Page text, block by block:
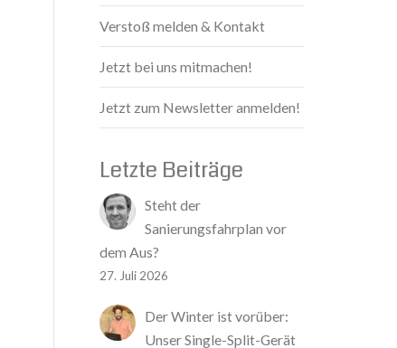
Verstoß melden & Kontakt
Jetzt bei uns mitmachen!
Jetzt zum Newsletter anmelden!
Letzte Beiträge
Steht der
Sanierungsfahrplan vor
dem Aus?
27. Juli 2026
Der Winter ist vorüber:
Unser Single-Split-Gerät